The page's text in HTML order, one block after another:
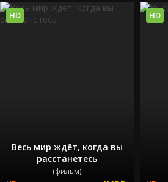
Весь мир ждёт, когда вы
расстанетесь
(фильм)
HD HD